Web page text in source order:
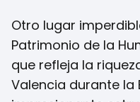
Otro lugar
Patrimonio de la
que refleja la
Valencia durante la